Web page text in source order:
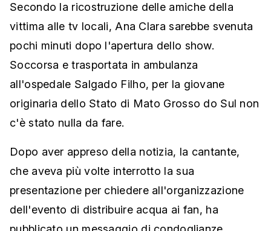
Secondo la ricostruzione delle amiche della
vittima alle tv locali, Ana Clara sarebbe svenuta
pochi minuti dopo l'apertura dello show.
Soccorsa e trasportata in ambulanza
all'ospedale Salgado Filho, per la giovane
originaria dello Stato di Mato Grosso do Sul non
c'è stato nulla da fare.
Dopo aver appreso della notizia, la cantante,
che aveva più volte interrotto la sua
presentazione per chiedere all'organizzazione
dell'evento di distribuire acqua ai fan, ha